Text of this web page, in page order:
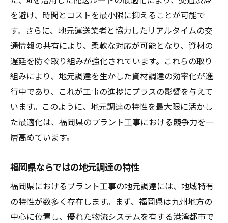
を避け、時間とコストを最小限に抑えることが可能で
す。さらに、地元運送業者と協力したリアルタイムの交
通情報の共有により、柔軟な対応が可能となり、資材の
遅延を防ぐ取り組みが強化されています。これらの取り
組みにより、地元調達を生かした資材調達の効率化が進
行中であり、これが工事の進捗にプラスの影響を与えて
います。このように、地元調達の特性を最大限に活かし
た最適化は、福岡県のプラント工事における競争力を一
層高めています。
福岡県ならではの地元調達の特性
福岡県におけるプラント工事の地元調達には、地域特有
の特性が数多く存在します。まず、福岡県は九州地方の
中心に位置し、優れた物流システムを有する港湾都市で